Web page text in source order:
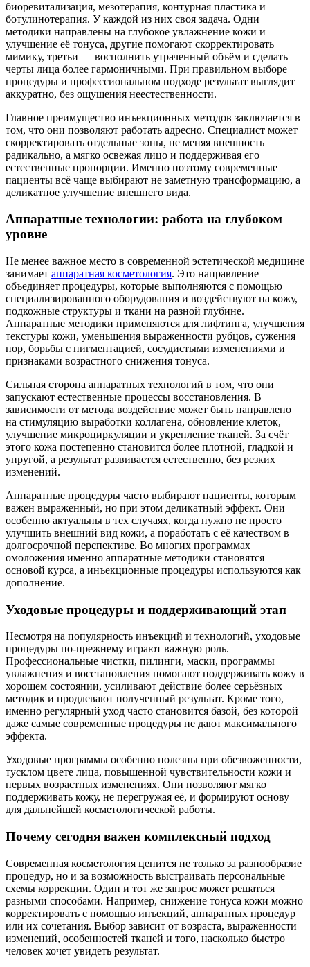
биоревитализация, мезотерапия, контурная пластика и
ботулинотерапия. У каждой из них своя задача. Одни
методики направлены на глубокое увлажнение кожи и
улучшение её тонуса, другие помогают скорректировать
мимику, третьи — восполнить утраченный объём и сделать
черты лица более гармоничными. При правильном выборе
процедуры и профессиональном подходе результат выглядит
аккуратно, без ощущения неестественности.
Главное преимущество инъекционных методов заключается в
том, что они позволяют работать адресно. Специалист может
скорректировать отдельные зоны, не меняя внешность
радикально, а мягко освежая лицо и поддерживая его
естественные пропорции. Именно поэтому современные
пациенты всё чаще выбирают не заметную трансформацию, а
деликатное улучшение внешнего вида.
Аппаратные технологии: работа на глубоком
уровне
Не менее важное место в современной эстетической медицине
занимает аппаратная косметология. Это направление
объединяет процедуры, которые выполняются с помощью
специализированного оборудования и воздействуют на кожу,
подкожные структуры и ткани на разной глубине.
Аппаратные методики применяются для лифтинга, улучшения
текстуры кожи, уменьшения выраженности рубцов, сужения
пор, борьбы с пигментацией, сосудистыми изменениями и
признаками возрастного снижения тонуса.
Сильная сторона аппаратных технологий в том, что они
запускают естественные процессы восстановления. В
зависимости от метода воздействие может быть направлено
на стимуляцию выработки коллагена, обновление клеток,
улучшение микроциркуляции и укрепление тканей. За счёт
этого кожа постепенно становится более плотной, гладкой и
упругой, а результат развивается естественно, без резких
изменений.
Аппаратные процедуры часто выбирают пациенты, которым
важен выраженный, но при этом деликатный эффект. Они
особенно актуальны в тех случаях, когда нужно не просто
улучшить внешний вид кожи, а поработать с её качеством в
долгосрочной перспективе. Во многих программах
омоложения именно аппаратные методики становятся
основой курса, а инъекционные процедуры используются как
дополнение.
Уходовые процедуры и поддерживающий этап
Несмотря на популярность инъекций и технологий, уходовые
процедуры по-прежнему играют важную роль.
Профессиональные чистки, пилинги, маски, программы
увлажнения и восстановления помогают поддерживать кожу в
хорошем состоянии, усиливают действие более серьёзных
методик и продлевают полученный результат. Кроме того,
именно регулярный уход часто становится базой, без которой
даже самые современные процедуры не дают максимального
эффекта.
Уходовые программы особенно полезны при обезвоженности,
тусклом цвете лица, повышенной чувствительности кожи и
первых возрастных изменениях. Они позволяют мягко
поддерживать кожу, не перегружая её, и формируют основу
для дальнейшей косметологической работы.
Почему сегодня важен комплексный подход
Современная косметология ценится не только за разнообразие
процедур, но и за возможность выстраивать персональные
схемы коррекции. Один и тот же запрос может решаться
разными способами. Например, снижение тонуса кожи можно
корректировать с помощью инъекций, аппаратных процедур
или их сочетания. Выбор зависит от возраста, выраженности
изменений, особенностей тканей и того, насколько быстро
человек хочет увидеть результат.